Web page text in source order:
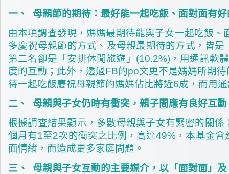
一、
母親節的期待：最好能一起吃飯、面對面有
由本項調查發現，媽媽最期待能與子女一起吃飯
多慶祝母親節的方式、及母親最期待的方式，皆是
第二名卻是「安排休閒旅遊」(10.2%)，用通訊軟
度的互動；此外，透過FB的po文更不是媽媽所期
待一起吃飯慶祝母親節的媽媽佔比將近6成，而用
二、
母親與子女仍時有衝突，親子間應有良好互動
根據調查結果顯示，多數母親與子女有緊密的關係
個月有1至2次的衝突之比例，高達49%，本基金
面情緒，而造成更多家庭問題。
三、
母親與子女互動的主要媒介，以 「面對面」